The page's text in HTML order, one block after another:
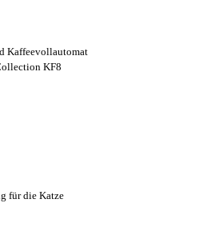
Kaffeevollautomat
KF8
für die Katze